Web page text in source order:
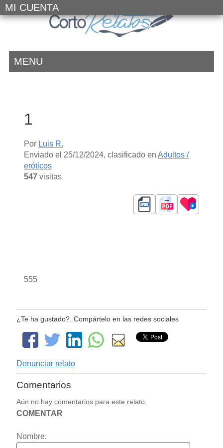
MI CUENTA
MENU
1
Por Luis R.
Enviado el 25/12/2024, clasificado en Adultos /
eróticos
547visitas
555
¿Te ha gustado?. Compártelo en las redes sociales
Denunciar relato
Comentarios
Aún no hay comentarios para este relato.
COMENTAR
Nombre: